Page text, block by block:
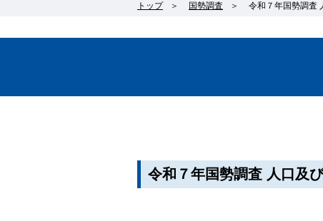
トップ ＞ 国勢調査 ＞ 令和７年国勢調査
令和７年国勢調査 人口及